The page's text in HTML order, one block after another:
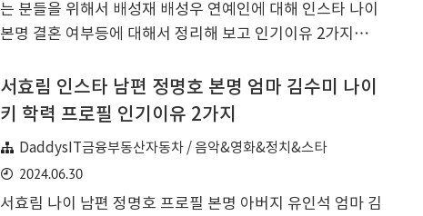
토마토, 오세블리등 bj활동 방송인들이 많이 포함된 소속사
입니다. 참고 - 감스트 여자친구 뚜밥 열..
는 분들을 위해서 배성재 배성우 연예인에 대해 인스타 나이
본명 결혼 여부등에 대해서 정리해 보고 인기이유 2가지에
구선수와 김민지 아나운서를 소개팅으로 연결해준 장본인으
로 소개 선물로 상품권을 10년째 사용을 하지 않고 있는 것
전속계약을 24년 5월에 하면서 전현무 방송인과 한 소속사
식구가 되기도 할 만큼 인기가 많은 아나운서 이기도 합니
다. 배성재 아나운서 간단 프로필 배성재는 1978년 5월 15일
서효림 인스타 남편 정명호 본명 엄마 김수미 나이
키 학력 프로필 인기이유 2가지
DaddysIT금융부동산자동차 / 음악&영화&정치&스타
2024.06.30
서효림 나이 남편 정명호 프로필 본명 아버지 유인석 엄마 김